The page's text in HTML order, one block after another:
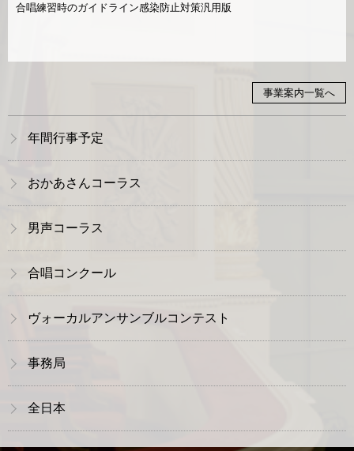
合唱練習時のガイドライン感染防止対策汎用版
事業案内一覧へ
年間行事予定
おかあさんコーラス
男声コーラス
合唱コンクール
ヴォーカルアンサンブルコンテスト
事務局
全日本